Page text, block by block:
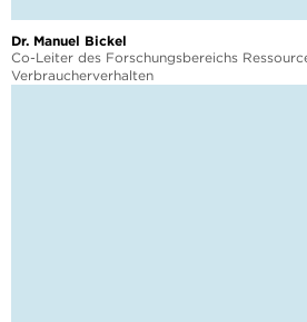
Dr. Manuel Bickel
Co-Leiter des Forschungsbereichs
Verbraucherverhalten